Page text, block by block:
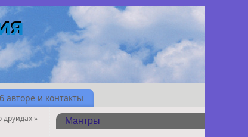
авторе и контакты
друидах» Мантры